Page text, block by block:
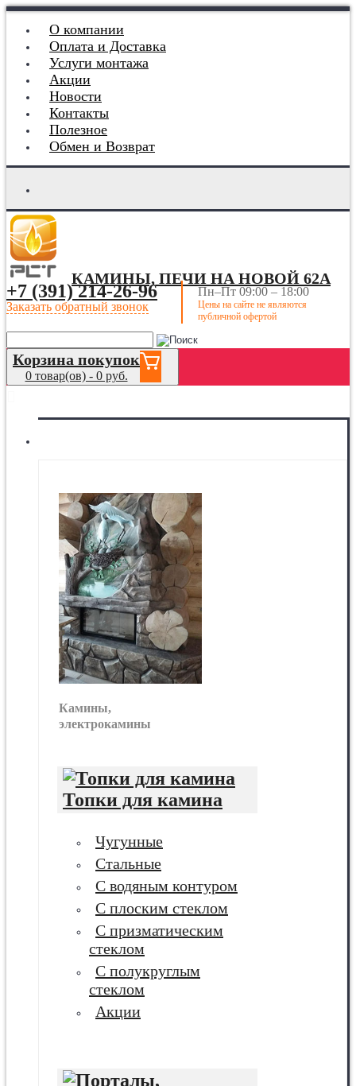
О компании
Оплата и Доставка
Услуги монтажа
Акции
Новости
Контакты
Полезное
Обмен и Возврат
КАМИНЫ, ПЕЧИ НА НОВОЙ 62А
+7 (391) 214-26-96
Заказать обратный звонок
Пн–Пт 09:00 – 18:00
Цены на сайте не являются
публичной офертой
Корзина покупок
0 товар(ов) - 0 руб.
Камины,
электрокамины
Топки для камина
Чугунные
Стальные
С водяным контуром
С плоским стеклом
С призматическим
стеклом
С полукруглым
стеклом
Акции